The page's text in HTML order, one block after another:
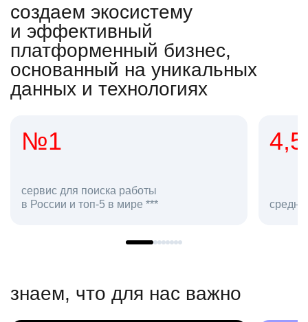
создаем экосистему
и эффективный
платформенный бизнес,
основанный на уникальных
данных и технологиях
4,5
средняя оценка hh.ru как работодателя **
в
знаем, что для нас важно